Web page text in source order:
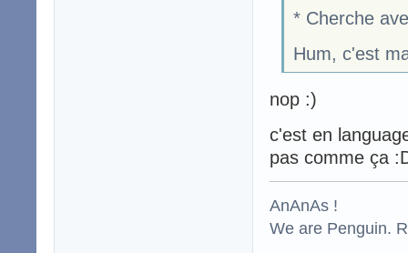
* Cherche
Hum, c'est
nop :)
c'est en
pas comme ça
AnAnAs !
We are Penguin.